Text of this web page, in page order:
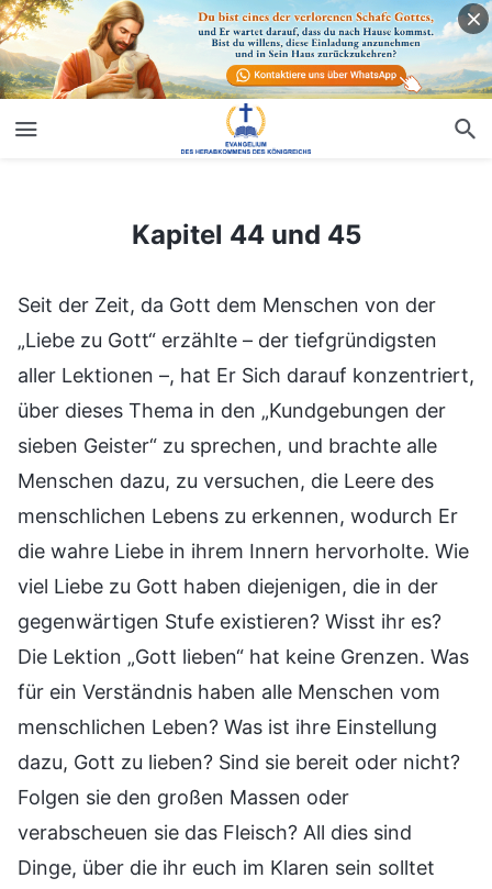
Kapitel 44 und 45
Seit der Zeit, da Gott dem Menschen von der
„Liebe zu Gott“ erzählte – der tiefgründigsten
aller Lektionen –, hat Er Sich darauf konzentriert,
über dieses Thema in den „Kundgebungen der
sieben Geister“ zu sprechen, und brachte alle
Menschen dazu, zu versuchen, die Leere des
menschlichen Lebens zu erkennen, wodurch Er
die wahre Liebe in ihrem Innern hervorholte. Wie
viel Liebe zu Gott haben diejenigen, die in der
gegenwärtigen Stufe existieren? Wisst ihr es?
Die Lektion „Gott lieben“ hat keine Grenzen. Was
für ein Verständnis haben alle Menschen vom
menschlichen Leben? Was ist ihre Einstellung
dazu, Gott zu lieben? Sind sie bereit oder nicht?
Folgen sie den großen Massen oder
verabscheuen sie das Fleisch? All dies sind
Dinge, über die ihr euch im Klaren sein solltet